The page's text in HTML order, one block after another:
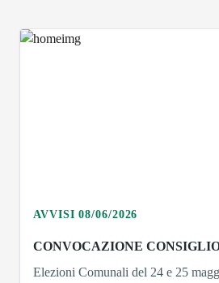
AVVISI 08/06/2026
CONVOCAZIONE
Elezioni Comunali del 24 e 25